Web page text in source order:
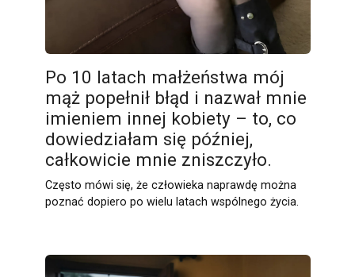
Po 10 latach małżeństwa mój
mąż popełnił błąd i nazwał mnie
imieniem innej kobiety – to, co
dowiedziałam się później,
całkowicie mnie zniszczyło.
Często mówi się, że człowieka naprawdę można
poznać dopiero po wielu latach wspólnego życia.